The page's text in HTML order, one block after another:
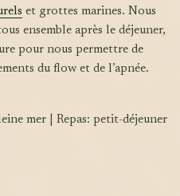
et grottes marines. Nous
ensemble après le déjeuner,
pour nous permettre de
du flow et de l’apnée.